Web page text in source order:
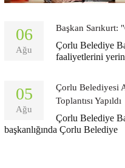
06
Ağu
Başkan Sarıkurt:
Çorlu Belediye
faaliyetlerini
05
Ağu
Çorlu Belediyesi
Toplantısı Yapıldı
Çorlu Belediye
başkanlığında Çorlu Belediye